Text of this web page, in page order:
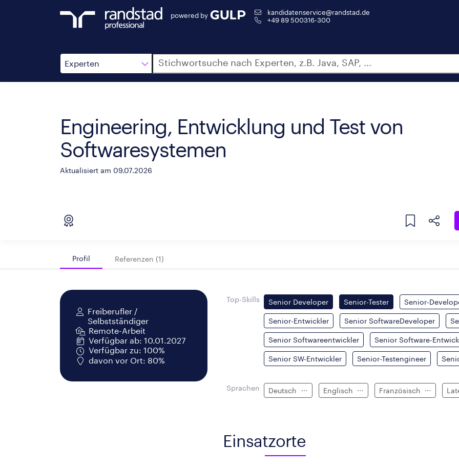
powered by
kandidatenservice@randstad.de
+49 89 500316-300
Experten
Suche
Engineering, Entwicklung und Test von
Softwaresystemen
Aktualisiert am 09.07.2026
Profil Referenzen (1)
Freiberufler /
Selbstständiger
Remote-Arbeit
Verfügbar ab: 10.01.2027
Verfügbar zu: 100%
davon vor Ort: 80%
Top-Skills Senior Developer Senior-Tester Senior-
Senior-Entwickler Senior SoftwareDeveloper
Senior Softwareentwickler Senior Software-
Senior SW-Entwickler Senior-Testengineer
Sprachen Deutsch Englisch Französisch
Einsatzorte